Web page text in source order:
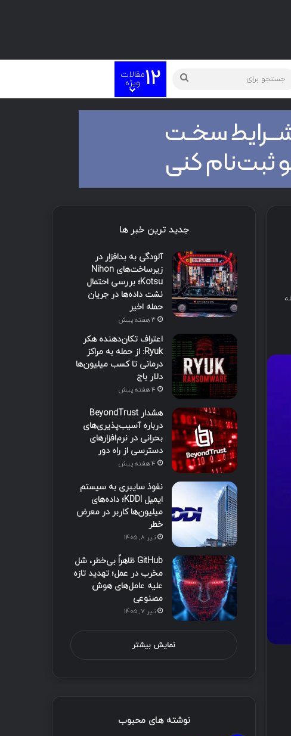
12مقالات
ویژه
جدید ترین خبر ها
آلودگی به بدافزار در
زیرساخت‌های Nihon
Kotsu؛ بررسی احتمال
نشت داده‌ها در جریان
حمله اخیر
3 هفته پیش
اعتراف تکان‌دهنده هکر
Ryuk: از حمله به مراکز
درمانی تا کسب میلیون‌ها
دلار باج
4 هفته پیش
هشدار BeyondTrust
درباره آسیب‌پذیری‌های
بحرانی در نرم‌افزارهای
دسترسی از راه دور
4 هفته پیش
نفوذ سایبری به سیستم
ایمیل KDDI؛ داده‌های
میلیون‌ها کاربر در معرض
خطر
تیر ۸, ۱۴۰۵
GitHub ظاهراً بی‌خطر، شل
مخرب در عمل؛ تهدید تازه
علیه عامل‌های هوش
مصنوعی
تیر ۷, ۱۴۰۵
نمایش بیشتر
نوشته های محبوب